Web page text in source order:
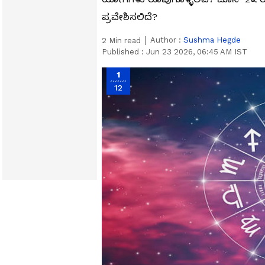
ಪ್ರವೇಶಿಸಲಿದೆ?
2 Min read Author : Sushma Hegde
Published : Jun 23 2026, 06:45 AM IST
1
12